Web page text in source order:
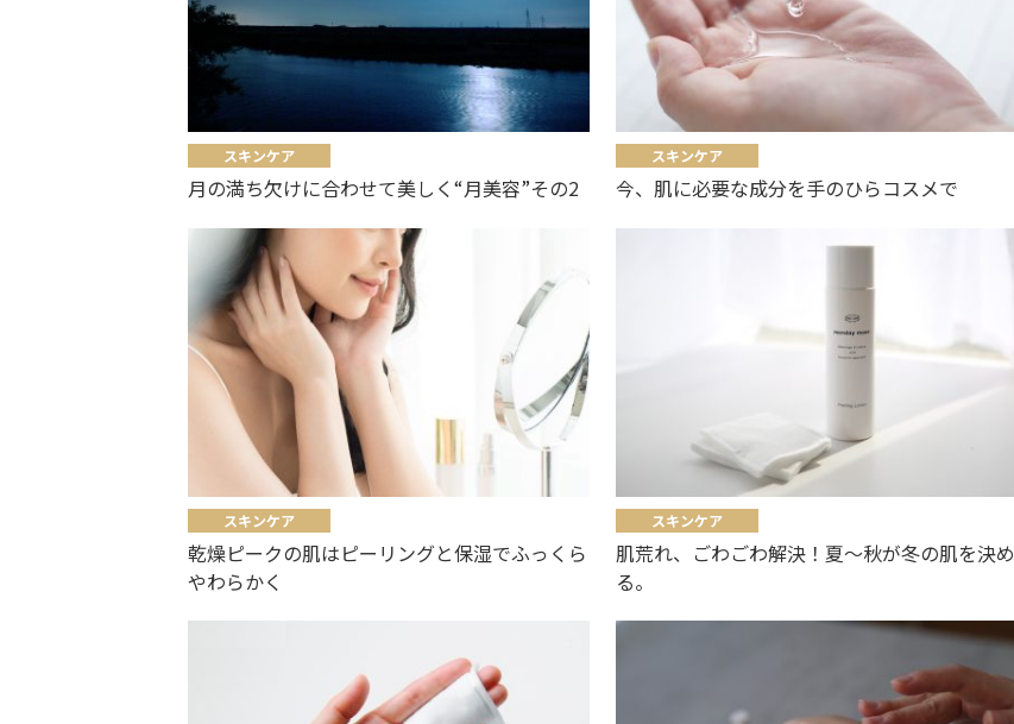
スキンケア
月の満ち欠けに合わせて美しく“月美容”その2
スキンケア
今、肌に必要な成分を手のひらコスメで
スキンケア
乾燥ピークの肌はピーリングと保湿でふっくら
やわらかく
スキンケア
肌荒れ、ごわごわ解決！夏～秋が冬の肌を決め
る。